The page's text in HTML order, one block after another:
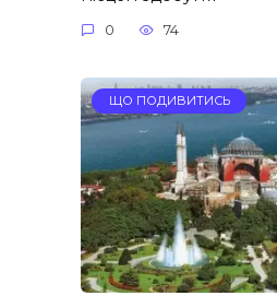
0 74
ЩО ПОДИВИТИСЬ